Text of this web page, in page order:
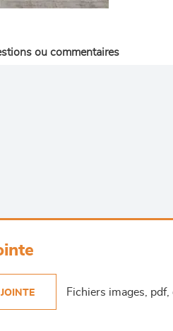
ou commentaires
Fichiers images,